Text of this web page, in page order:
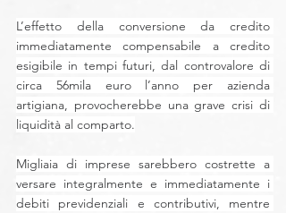
L’effetto della conversione da credito
immediatamente compensabile a credito
esigibile in tempi futuri, dal controvalore di
circa 56mila euro l’anno per azienda
artigiana, provocherebbe una grave crisi di
liquidità al comparto.
Migliaia di imprese sarebbero costrette a
versare integralmente e immediatamente i
debiti previdenziali e contributivi, mentre